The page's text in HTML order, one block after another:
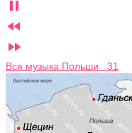



Вся музыка Польши 31